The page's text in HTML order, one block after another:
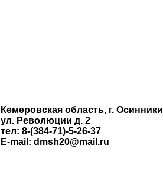
Кемеровская область, г. Осинники
ул. Революции д. 2
тел: 8-(384-71)-5-26-37
E-mail: dmsh20@mail.ru